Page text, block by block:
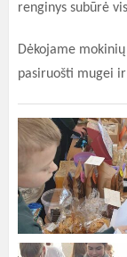
renginys subūrė
Dėkojame
pasiruošti mugei